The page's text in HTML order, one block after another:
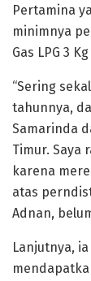
Pertamina
minimnya
Gas LPG 3
“Sering
tahunnya,
Samarinda
Timur. Saya
karena
atas
Adnan,
Lanjutnya,